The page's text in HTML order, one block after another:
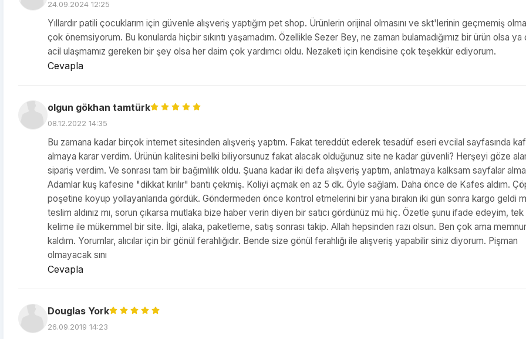
24.09.2024 12:25
Yıllardır patili çocuklarım için güvenle alışveriş yaptığım pet shop. Ürünlerin orijinal olmasını ve skt'lerinin geçmemiş
çok önemsiyorum. Bu konularda hiçbir sıkıntı yaşamadım. Özellikle Sezer Bey, ne zaman bulamadığımız bir ürün olsa ya
acil ulaşmamız gereken bir şey olsa her daim çok yardımcı oldu. Nezaketi için kendisine çok teşekkür ediyorum.
Cevapla
olgun gökhan tamtürk
08.12.2022 14:35
Bu zamana kadar birçok internet sitesinden alışveriş yaptım. Fakat tereddüt ederek tesadüf eseri evcilal sayfasında
almaya karar verdim. Ürünün kalitesini belki biliyorsunuz fakat alacak olduğunuz site ne kadar güvenli? Herşeyi göze
sipariş verdim. Ve sonrası tam bir bağımlılık oldu. Şuana kadar iki defa alışveriş yaptım, anlatmaya kalksam sayfalar
Adamlar kuş kafesine "dikkat kırılır" bantı çekmiş. Koliyi açmak en az 5 dk. Öyle sağlam. Daha önce de Kafes aldım.
poşetine koyup yollayanlarıda gördük. Göndermeden önce kontrol etmelerini bir yana bırakın iki gün sonra kargo geldi
teslim aldınız mı, sorun çıkarsa mutlaka bize haber verin diyen bir satıcı gördünüz mü hiç. Özetle şunu ifade edeyim, tek
kelime ile mükemmel bir site. İlgi, alaka, paketleme, satış sonrası takip. Allah hepsinden razı olsun. Ben çok ama
kaldım. Yorumlar, alıcılar için bir gönül ferahlığıdır. Bende size gönül ferahlığı ile alışveriş yapabilir siniz diyorum. Pişman
olmayacak sını
Cevapla
Douglas York
26.09.2019 14:23